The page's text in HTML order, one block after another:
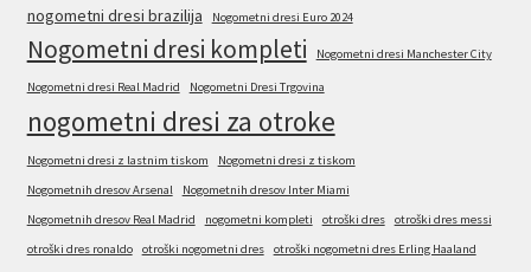
nogometni dresi brazilija Nogometni dresi Euro 2024
Nogometni dresi kompleti Nogometni dresi Manchester City
Nogometni dresi Real Madrid Nogometni Dresi Trgovina
nogometni dresi za otroke
Nogometni dresi z lastnim tiskom
Nogometni dresi z tiskom
Nogometnih dresov Arsenal
Nogometnih dresov Inter Miami
Nogometnih dresov Real Madrid
nogometni kompleti otroški dres
otroški dres messi
otroški dres ronaldo
otroški nogometni dres otroški nogometni dres Erling Haaland